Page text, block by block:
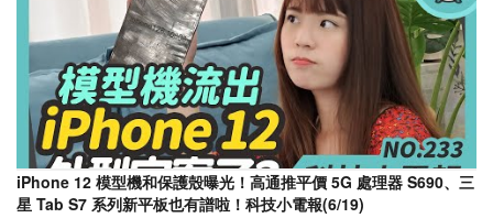
iPhone 12 模型機和保護殼曝光！高通推平價 5G 處理器 S690、三
星 Tab S7 系列新平板也有譜啦！科技小電報(6/19)